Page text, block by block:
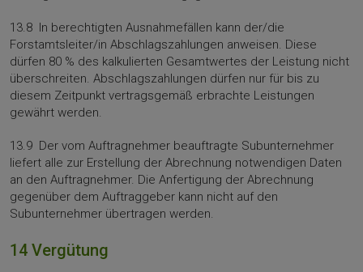
13.8 In berechtigten Ausnahmefällen kann der/die
Forstamtsleiter/in Abschlagszahlungen anweisen. Diese
dürfen 80 % des kalkulierten Gesamtwertes der Leistung nicht
überschreiten. Abschlagszahlungen dürfen nur für bis zu
diesem Zeitpunkt vertragsgemäß erbrachte Leistungen
gewährt werden.
13.9 Der vom Auftragnehmer beauftragte Subunternehmer
liefert alle zur Erstellung der Abrechnung notwendigen Daten
an den Auftragnehmer. Die Anfertigung der Abrechnung
gegenüber dem Auftraggeber kann nicht auf den
Subunternehmer übertragen werden.
14 Vergütung